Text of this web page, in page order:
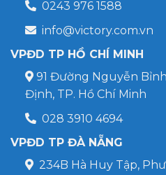
0243 976 1588
info@victory.com.vn
VPĐD TP HỒ CHÍ MINH
91 Đường Nguyễn
Định, TP. Hồ Chí Minh
028 3910 4694
VPĐD TP ĐÀ NẴNG
234B Hà Huy Tập,